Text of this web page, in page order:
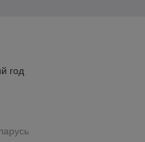
год